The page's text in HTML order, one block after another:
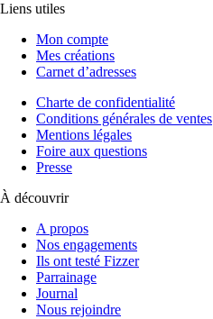
Liens utiles
Mon compte
Mes créations
Carnet d’adresses
Charte de confidentialité
Conditions générales de ventes
Mentions légales
Foire aux questions
Presse
À découvrir
A propos
Nos engagements
Ils ont testé Fizzer
Parrainage
Journal
Nous rejoindre